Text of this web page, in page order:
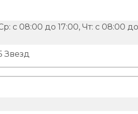
с 08:00 до 17:00, Чт: с 08:00 до